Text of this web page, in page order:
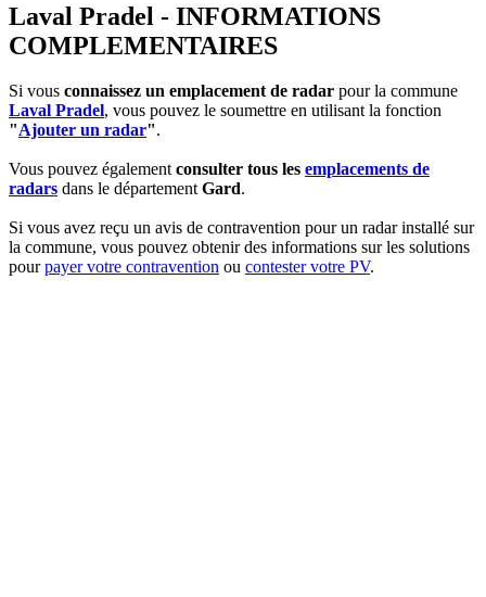
Laval Pradel - INFORMATIONS
COMPLEMENTAIRES
Si vous connaissez un emplacement de radar pour la commune
Laval Pradel, vous pouvez le soumettre en utilisant la fonction
"Ajouter un radar".
Vous pouvez égalementconsulter tous les emplacements de
radars dans le départementGard.
Si vous avez reçu un avis de contravention pour un radar installé sur
la commune, vous pouvez obtenir des informations sur les solutions
pourpayer votre contravention ou contester votre PV.